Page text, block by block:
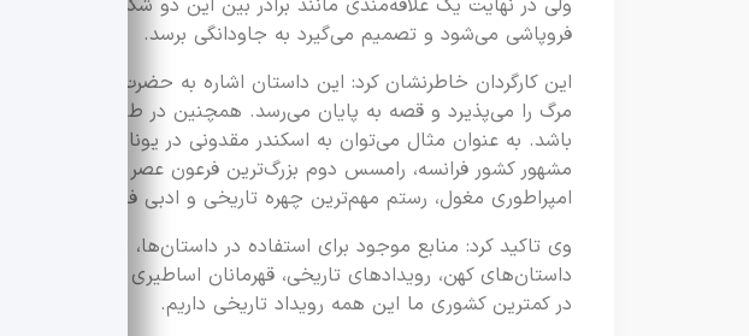
فروپاشی می‌شود و تصمیم می‌گیرد به جاودانگی برسد.
این کارگردان خاطرنشان کرد: این داستان اشاره به حضرت نوح هم
مرگ را می‌پذیرد و قصه به پایان می‌رسد. همچنین در طول تاریخ
باشد. به عنوان مثال می‌توان به اسکندر مقدونی در یونان باستان،
مشهور کشور فرانسه، رامسس دوم بزرگ‌ترین فرعون عصر پادشاهی
امپراطوری مغول، رستم مهم‌ترین چهره تاریخی و ادبی فارسی و…. اشاره
وی تاکید کرد: منابع موجود برای استفاده در داستان‌ها، انیمیشن و
داستان‌های کهن، رویدادهای تاریخی، قهرمانان اساطیری و داستانی،
در کمترین کشوری ما این همه رویداد تاریخی داریم.